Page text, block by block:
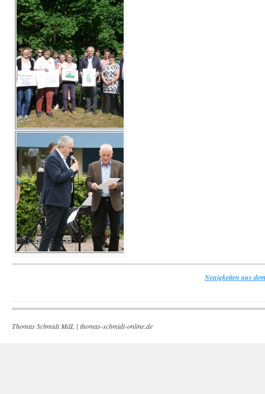
Neuigkeiten aus
Thomas Schmidt MdL | thomas-schmidt-online.de